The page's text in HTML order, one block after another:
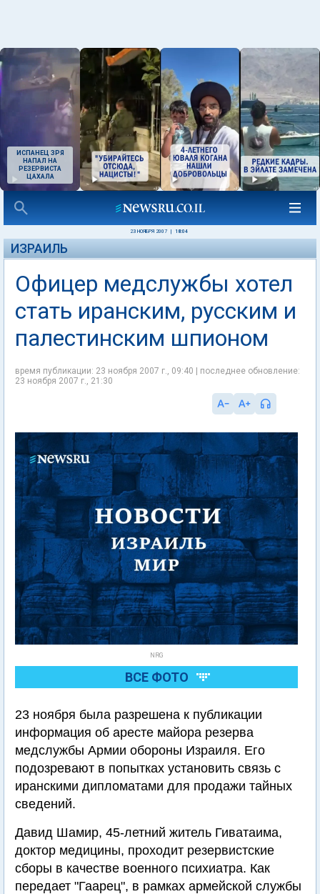
ИСПАНЕЦ ЗРЯ
НАПАЛ НА
РЕЗЕРВИСТА
ЦАХАЛА
23 НОЯБРЯ 2007 18:04
ИЗРАИЛЬ
Офицер медслужбы хотел
стать иранским, русским и
палестинским шпионом
время публикации: 23 ноября 2007 г., 09:40 | последнее обновление:
23 ноября 2007 г., 21:30
NRG
ВСЕ ФОТО
23 ноября была разрешена к публикации
информация об аресте майора резерва
медслужбы Армии обороны Израиля. Его
подозревают в попытках установить связь с
иранскими дипломатами для продажи тайных
сведений.
Давид Шамир, 45-летний житель Гиватаима,
доктор медицины, проходит резервистские
сборы в качестве военного психиатра. Как
передает "Гаарец", в рамках армейской службы